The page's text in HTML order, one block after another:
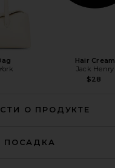
Hair Cream
Jack Henry
$28
О ПРОДУКТЕ
ПОСАДКА